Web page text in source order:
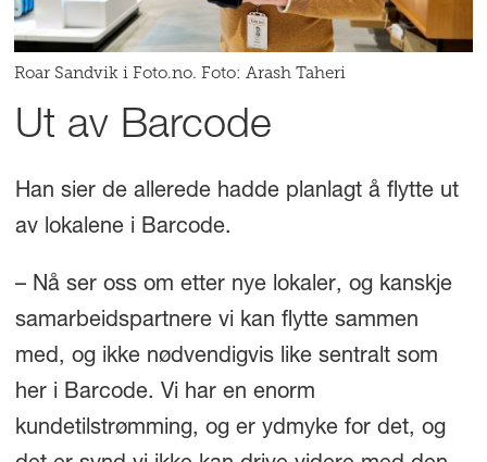
Roar Sandvik i Foto.no. Foto: Arash Taheri
Ut av Barcode
Han sier de allerede hadde planlagt å flytte ut
av lokalene i Barcode.
– Nå ser oss om etter nye lokaler, og kanskje
samarbeidspartnere vi kan flytte sammen
med, og ikke nødvendigvis like sentralt som
her i Barcode. Vi har en enorm
kundetilstrømming, og er ydmyke for det, og